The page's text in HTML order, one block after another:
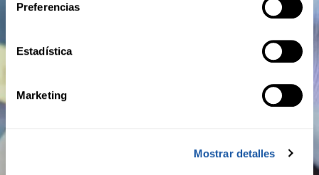
Preferencias
Estadística
Marketing
Mostrar detalles
septiembre 6th, 2022
BMS Re acquires Calomex and enters Mexican